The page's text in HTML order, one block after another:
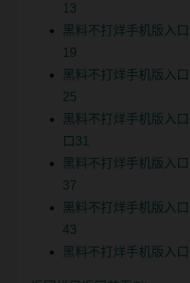
13
黑料不打烊手机版入
19
黑料不打烊手机版入
25
黑料不打烊手机版入
口31
黑料不打烊手机版入
37
黑料不打烊手机版入
43
黑料不打烊手机版入